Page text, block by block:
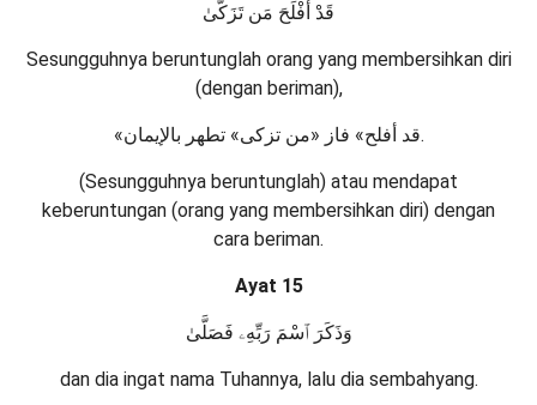
قَدْ أَفْلَحَ مَن تَزَكَّىٰ
Sesungguhnya beruntunglah orang yang membersihkan diri
(dengan beriman),
«قد أفلح» فاز «من تزكى» تطهر بالإيمان.
(Sesungguhnya beruntunglah) atau mendapat
keberuntungan (orang yang membersihkan diri) dengan
cara beriman.
Ayat 15
وَذَكَرَ ٱسْمَ رَبِّهِۦ فَصَلَّىٰ
dan dia ingat nama Tuhannya, lalu dia sembahyang.